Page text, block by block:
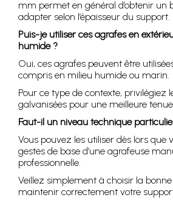
mm permet en général d’obtenir un
adapter selon l’épaisseur du support.
Puis-je utiliser ces agrafes en
humide ?
Oui, ces agrafes peuvent être
compris en milieu humide ou marin.
Pour ce type de contexte, privilégiez
galvanisées pour une meilleure
Faut-il un niveau technique
Vous pouvez les utiliser dès lors que
gestes de base d’une agrafeuse
professionnelle.
Veillez simplement à choisir la
maintenir correctement votre